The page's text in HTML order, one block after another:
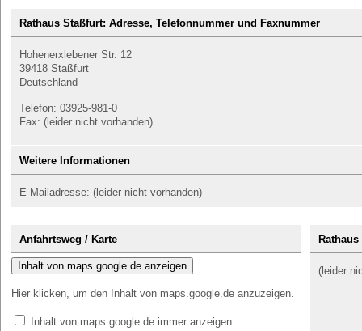
Rathaus Staßfurt: Adresse, Telefonnummer und Faxnummer
Hohenerxlebener Str. 12
39418 Staßfurt
Deutschland
Telefon: 03925-981-0
Fax: (leider nicht vorhanden)
Weitere Informationen
E-Mailadresse: (leider nicht vorhanden)
Anfahrtsweg / Karte
Inhalt von maps.google.de anzeigen
Hier klicken, um den Inhalt von maps.google.de anzuzeigen.
Inhalt von maps.google.de immer anzeigen
(leider